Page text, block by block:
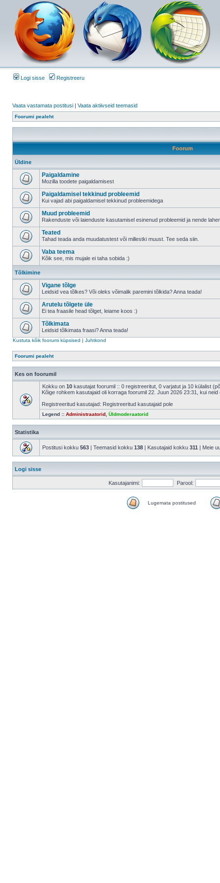
Logi sisse Registreeru
Vaata vastamata postitusi | Vaata aktiivseid teemasid
Foorumi pealeht
Foorum
Üldine
Paigaldamine
Mozilla toodete paigaldamisest
Paigaldamisel tekkinud probleemid
Kui vajad abi paigaldamisel tekkinud probleemidega
Muud probleemid
Rakenduste või laienduste kasutamisel esinenud probleemid ja nende
Teated
Tahad teada anda muudatustest või millestki muust. Tee seda siin.
Vaba teema
Kõik see, mis mujale ei taha sobida :)
Tõlkimine
Vigane tõlge
Leidsid vea tõlkes? Või oleks võimalik paremini tõlkida? Anna teada!
Arutelu tõlgete üle
Ei tea fraasile head tõlget, leiame koos :)
Tõlkimata
Leidsid tõlkimata fraasi? Anna teada!
Kustuta kõik foorumi küpsised | Juhtkond
Foorumi pealeht
Kes on foorumil
Kokku on 10 kasutajat foorumil :: 0 registreeritut, 0 varjatut ja 10 külalist
Kõige rohkem kasutajaid oli korraga foorumil 22. Juun 2026 23:31, kui neid
Registreeritud kasutajad: Registreeritud kasutajaid pole
Legend :: Administraatorid Üldmoderaatorid
Statistika
Postitusi kokku 563 | Teemasid kokku 138 | Kasutajaid kokku 311 | Meie
Logi sisse
Kasutajanimi: Parool:
Lugemata postitused